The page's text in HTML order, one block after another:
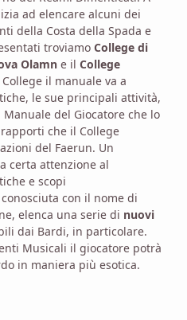
ad elencare alcuni dei
della Costa della Spada e
troviamo College di
Olamn e il College
il manuale va a
le sue principali attività,
del Giocatore che lo
che il College
del Faerun. Un
certa attenzione al
e scopi
con il nome di
elenca una serie di nuovi
dai Bardi, in particolare.
Musicali il giocatore potrà
in maniera più esotica.